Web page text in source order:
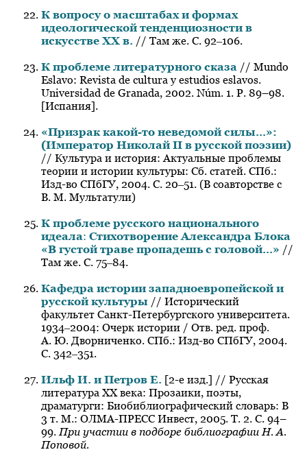
К вопросу о масштабах и формах
идеологической тенденциозности в
искусстве XX в. // Там же. С. 92‒106.
К проблеме литературного сказа // Mundo
Eslavo: Revista de cultura y estudios eslavos.
Universidad de Granada, 2002. Núm. 1. P. 89–98.
[Испания].
«Призрак какой-то неведомой силы...»:
(Император Николай II в русской поэзии)
// Культура и история: Актуальные проблемы
теории и истории культуры: Сб. статей. СПб.:
Изд-во СПбГУ, 2004. С. 20‒51. (В соавторстве с
В. М. Мультатули)
К проблеме русского национального
идеала: Стихотворение Александра Блока
«В густой траве пропадешь с головой...» //
Там же. С. 75‒84.
Кафедра истории западноевропейской и
русской культуры // Исторический
факультет Санкт-Петербургского университета.
1934‒2004: Очерк истории / Отв. ред. проф.
А. Ю. Дворниченко. СПб.: Изд-во СПбГУ, 2004.
С. 342‒351.
Ильф И. и Петров Е. [2-е изд.] // Русская
литература ХХ века: Прозаики, поэты,
драматурги: Биобиблиографический словарь: В
3 т. М.: ОЛМА-ПРЕСС Инвест, 2005. Т. 2. С. 94–
99. При участии в подборе библиографии Н. А.
Поповой.